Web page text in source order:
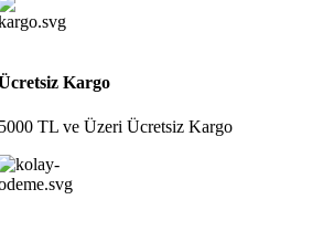
Kargo
TL ve Üzeri Ücretsiz Kargo